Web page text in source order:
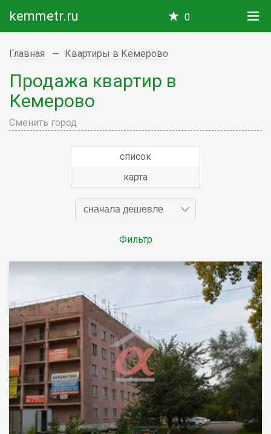
kemmetr.ru 0
Главная Квартиры в Кемерово
Продажа квартир в
Кемерово
Сменить город
список
карта
сначала дешевле
Фильтр